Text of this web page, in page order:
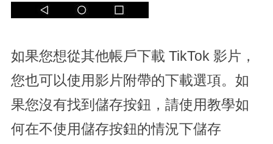
如果您想從其他帳戶下載 TikTok 影片，
您也可以使用影片附帶的下載選項。如
果您沒有找到儲存按鈕，請使用教學如
何在不使用儲存按鈕的情況下儲存